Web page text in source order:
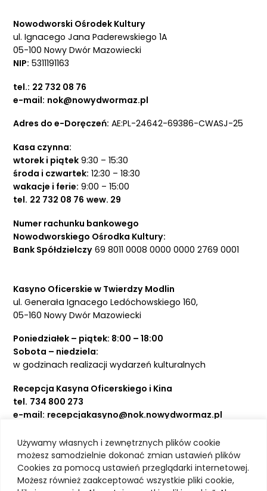
Używamy własnych i zewnętrznych plików cookie
możesz samodzielnie dokonać zmian ustawień plików
Cookies za pomocą ustawień przeglądarki internetowej.
Możesz również zaakceptować wszystkie pliki cookie,
Nowodworski Ośrodek Kultury
ul. Ignacego Jana Paderewskiego 1A
05-100 Nowy Dwór Mazowiecki
NIP: 5311191163
tel.: 22 732 08 76
e-mail: nok@nowydwormaz.pl
Adres do e-Doręczeń: AE:PL-24642-69386-CWASJ-25
Kasa czynna:
wtorek i piątek9:30 – 15:30
środa i czwartek: 12:30 – 18:30
wakacje i ferie: 9:00 – 15:00
tel. 22 732 08 76 wew. 29
Numer rachunku bankowego
Nowodworskiego Ośrodka Kultury:
Bank Spółdzielczy69 8011 0008 0000 0000 2769 0001
Kasyno Oficerskie w Twierdzy Modlin
ul. Generała Ignacego Ledóchowskiego 160,
05-160 Nowy Dwór Mazowiecki
Poniedziałek – piątek: 8:00 – 18:00
Sobota – niedziela:
w godzinach realizacji wydarzeń kulturalnych
Recepcja Kasyna Oficerskiego i Kina
tel. 734 800 273
e-mail: recepcjakasyno@nok.nowydwormaz.pl
Aktualności
Kasyno Oficerskie
Kino